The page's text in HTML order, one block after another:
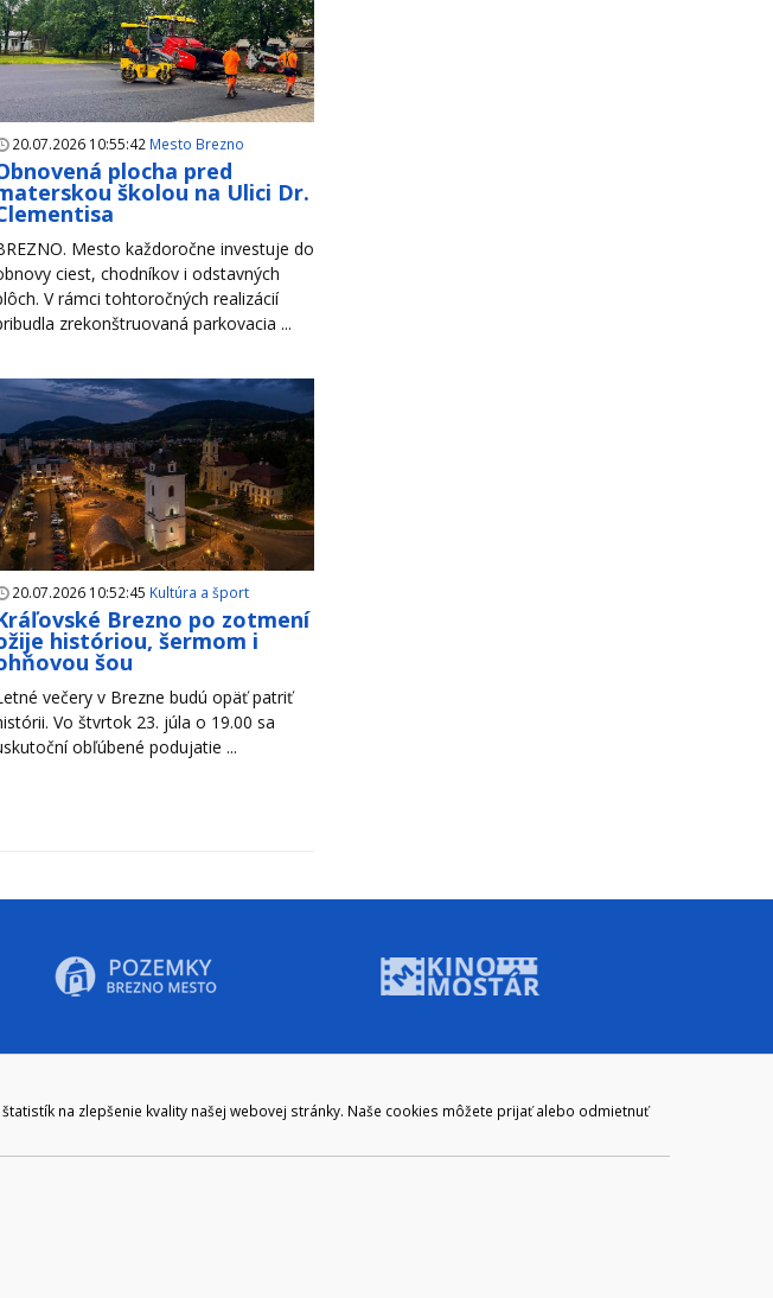
na zlepšenie kvality našej webovej stránky. Naše cookies môžete prijať alebo odmietnuť
20.07.2026 10:55:42 Mesto Brezno
plocha pred
školou na Ulici Dr.
Mesto každoročne investuje do
ciest, chodníkov i odstavných
V rámci tohtoročných realizácií
zrekonštruovaná parkovacia ...
20.07.2026 10:52:45 Kultúra a šport
Brezno po zotmení
históriou, šermom i
šou
večery v Brezne budú opäť patriť
Vo štvrtok 23. júla o 19.00 sa
obľúbené podujatie ...
KONTAKT
048/28 56 301, 048/28 56 302
Mestský úrad Brezno
048/28 56 301, 048/28 56 302 Email: